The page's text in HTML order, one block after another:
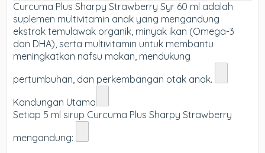
Curcuma Plus Sharpy Strawberry Syr 60 ml adalah
suplemen multivitamin anak yang mengandung
ekstrak temulawak organik, minyak ikan (Omega-3
dan DHA), serta multivitamin untuk membantu
meningkatkan nafsu makan, mendukung
pertumbuhan, dan perkembangan otak anak.
Kandungan Utama
Setiap 5 ml sirup Curcuma Plus Sharpy Strawberry
mengandung: